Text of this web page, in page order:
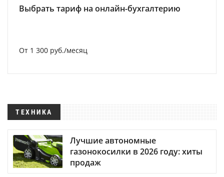
Выбрать тариф на онлайн-бухгалтерию
От 1 300 руб./месяц
ТЕХНИКА
Лучшие автономные
газонокосилки в 2026 году: хиты
продаж